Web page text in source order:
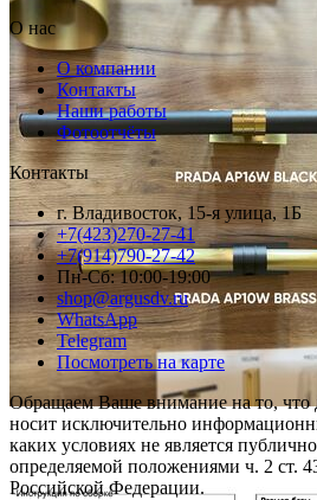
О нас
О компании
Контакты
Наши работы
Фотоотчёты
Контакты
г. Владивосток, 15-я улица, 1Б
+7(423)270-27-41
+7(914)790-27-42
Пн-Сб: 10:00-19:00
shop@argusdv.ru
WhatsApp
Telegram
Посмотреть на карте
Обращаем Ваше внимание на то, что
носит исключительно
каких условиях не является
определяемой положениями ч. 2 ст.
Российской Федерации.